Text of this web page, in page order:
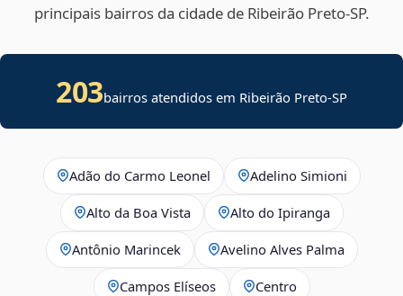
principais bairros da cidade de Ribeirão Preto‑SP.
203bairros atendidos em Ribeirão Preto-SP
Adão do Carmo Leonel Adelino Simioni
Alto da Boa Vista Alto do Ipiranga
Antônio Marincek Avelino Alves Palma
Campos Elíseos Centro